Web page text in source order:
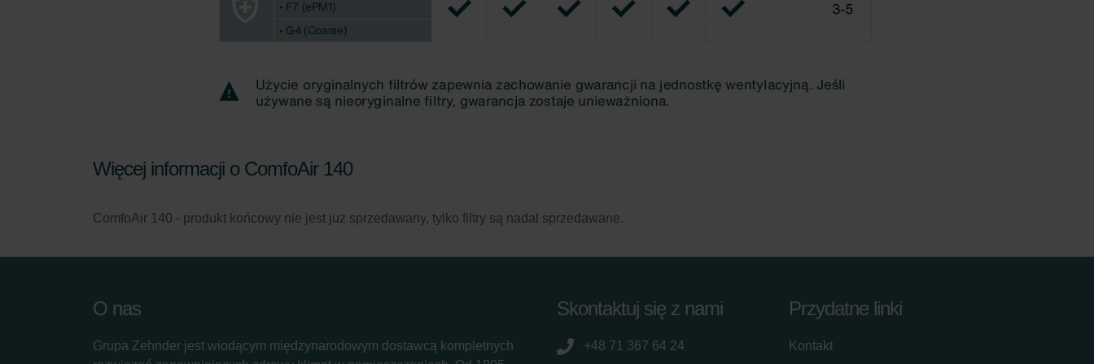
Więcej informacji o ComfoAir 140
ComfoAir 140 - produkt końcowy nie jest już sprzedawany, tylko filtry są nadal sprzedawane.
O nas
Grupa Zehnder jest wiodącym międzynarodowym dostawcą kompletnych
Skontaktuj się z nami
+48 71 367 64 24
Przydatne linki
Kontakt